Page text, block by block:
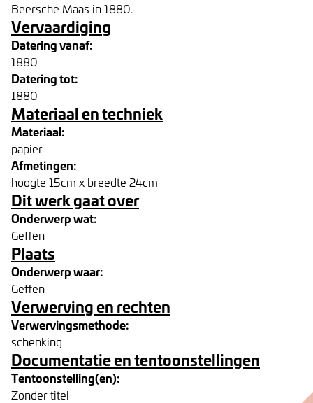
Beersche Maas in 1880.
Vervaardiging
Datering vanaf:
1880
Datering tot:
1880
Materiaal en techniek
Materiaal:
papier
Afmetingen:
hoogte 15cm x breedte 24cm
Dit werk gaat over
Onderwerp wat:
Geffen
Plaats
Onderwerp waar:
Geffen
Verwerving en rechten
Verwervingsmethode:
schenking
Documentatie en tentoonstellingen
Tentoonstelling(en):
Zonder titel